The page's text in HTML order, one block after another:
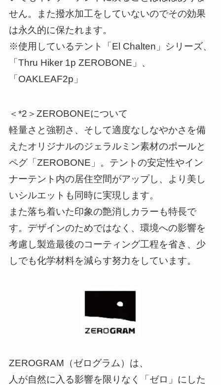
せん。また撥水加工をしていないのでその効果
は永久的に保たれます。
※使用しているテント「El Chalten」シリーズ、
「Thru Hiker 1p ZEROBONE」、
「OAKLEAF2p」
＜*2＞ZEROBONEについて
軽量さと強靭さ、そして適度なしなやかさを備
えたオリジナルのジェラルミン素材のポールと
ペグ「ZEROBONE」。テントの安定性やイン
ナーテント内の居住空間がアップし、より美し
いシルエットも同時に実現します。
また落ち着いた印象の艶消しカラーも特長で
す。デザインのためではなく、環境への影響を
考慮し製造最後のコーティング工程を省き、少
しでも化学材料を減らす努力をしています。
ZEROGRAM（ゼログラム）は、
人が自然に入る影響を限りなく「ゼロ」にした